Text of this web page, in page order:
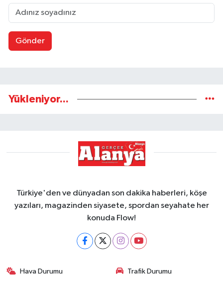
Gönder
Yükleniyor...
Türkiye'den ve dünyadan son dakika haberleri, köşe
yazıları, magazinden siyasete, spordan seyahate her
konuda Flow!
Hava Durumu Trafik Durumu